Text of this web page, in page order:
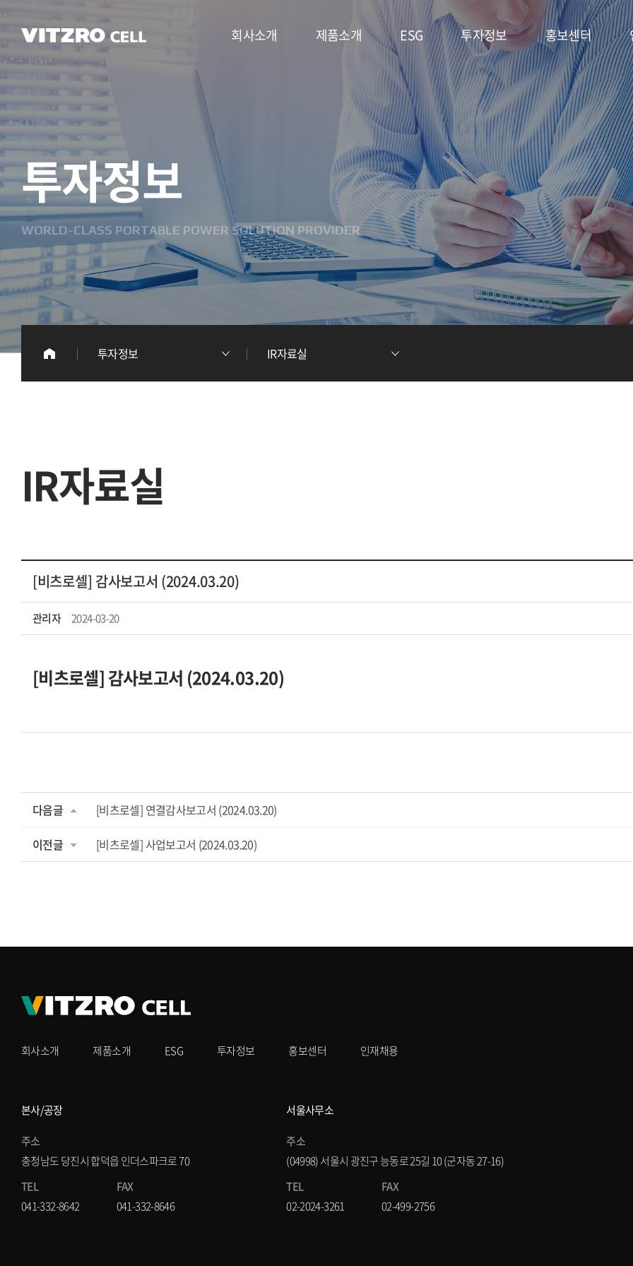
회사소개
조직도
사업분야
찾아오시는 길
제품소개
리튬일차전지
슈퍼캐패시터
(EDLC)
군용전지
마스크팩
(필름형전지)
리튬이차전지
이차전지 소재
리튬이온캐패시터
ESG
ESG
경영시스템
및 정책
환경(E)
사회(S)
지배구조
(G)
ESG 평가
및 인증
현황
ESG DATA
투자정보
주가정보
공시정보
IR자료실
홍보센터
공지사항
문의사항
홍보영상/자료실
투자정보
WORLD-CLASS PORTABLE POWER SOLUTION PROVIDER
투자정보 IR자료실
IR자료실
[비츠로셀] 감사보고서 (2024.03.20)
관리자 2024-03-20
[비츠로셀] 감사보고서 (2024.03.20)
다음글 [비츠로셀] 연결감사보고서 (2024.03.20)
이전글 [비츠로셀] 사업보고서 (2024.03.20)
회사소개 제품소개 ESG 투자정보 홍보센터 인재채용
본사/공장
주소
충청남도 당진시 합덕읍 인더스파크로 70
TEL
041-332-8642
FAX
041-332-8646
서울사무소
주소
(04998) 서울시 광진구 능동로 25길 10 (군자동 27-16)
TEL
02-2024-3261
FAX
02-499-2756